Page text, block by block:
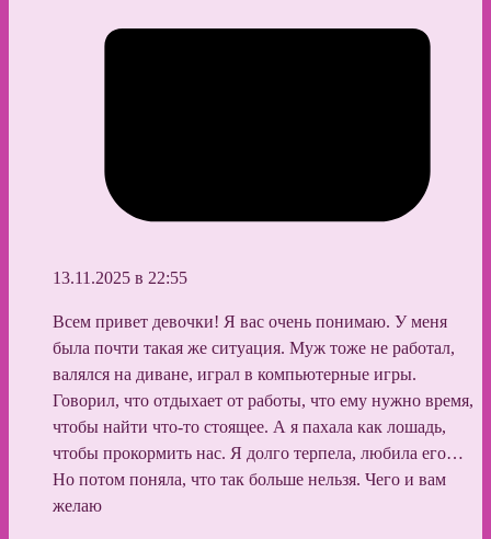
13.11.2025 в 22:55
Всем привет девочки! Я вас очень понимаю. У меня
была почти такая же ситуация. Муж тоже не работал,
валялся на диване, играл в компьютерные игры.
Говорил, что отдыхает от работы, что ему нужно время,
чтобы найти что-то стоящее. А я пахала как лошадь,
чтобы прокормить нас. Я долго терпела, любила его…
Но потом поняла, что так больше нельзя. Чего и вам
желаю